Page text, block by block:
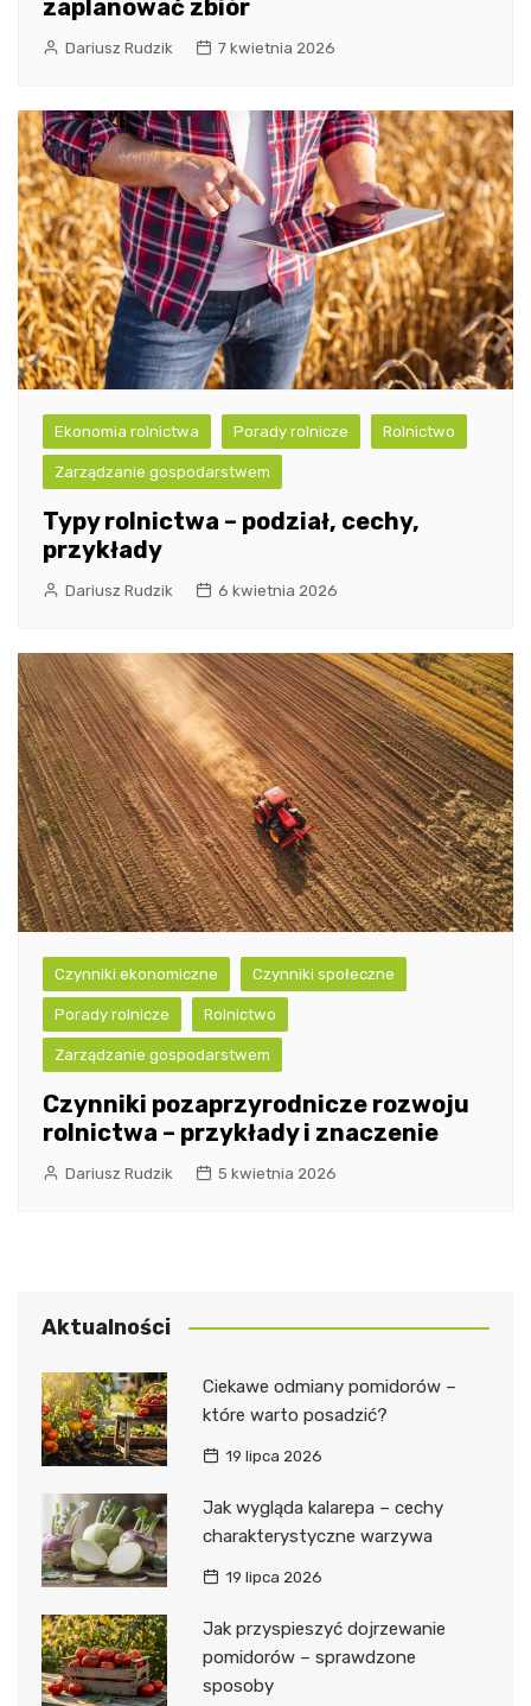
zaplanować zbiór
Dariusz Rudzik 7 kwietnia 2026
Ekonomia rolnictwa Porady rolnicze Rolnictwo
Zarządzanie gospodarstwem
Typy rolnictwa – podział, cechy,
przykłady
Dariusz Rudzik 6 kwietnia 2026
Czynniki ekonomiczne Czynniki społeczne
Porady rolnicze Rolnictwo
Zarządzanie gospodarstwem
Czynniki pozaprzyrodnicze rozwoju
rolnictwa – przykłady i znaczenie
Dariusz Rudzik 5 kwietnia 2026
Aktualności
Ciekawe odmiany pomidorów –
które warto posadzić?
19 lipca 2026
Jak wygląda kalarepa – cechy
charakterystyczne warzywa
19 lipca 2026
Jak przyspieszyć dojrzewanie
pomidorów – sprawdzone
sposoby